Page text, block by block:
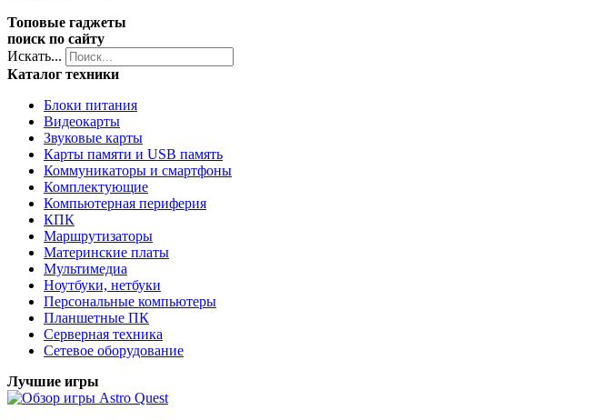
Топовые гаджеты
поиск по сайту
Искать...
Каталог техники
Блоки питания
Видеокарты
Звуковые карты
Карты памяти и USB память
Коммуникаторы и смартфоны
Комплектующие
Компьютерная периферия
КПК
Маршрутизаторы
Материнские платы
Мультимедиа
Ноутбуки, нетбуки
Персональные компьютеры
Планшетные ПК
Серверная техника
Сетевое оборудование
Лучшие игры